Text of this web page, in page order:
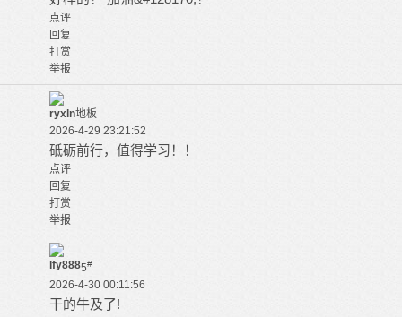
点评
回复
打赏
举报
ryxln地板
2026-4-29 23:21:52
砥砺前行，值得学习！！
点评
回复
打赏
举报
lfy8885#
2026-4-30 00:11:56
干的牛及了!